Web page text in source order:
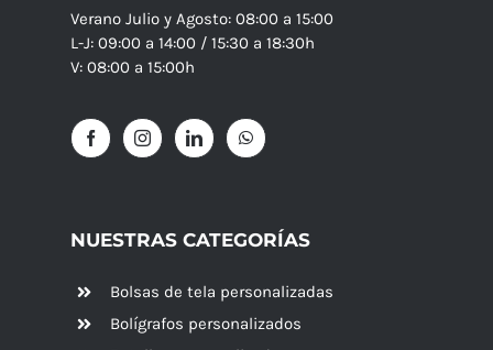
Verano Julio y Agosto: 08:00 a 15:00
L-J: 09:00 a 14:00 / 15:30 a 18:30h
V: 08:00 a 15:00h
NUESTRAS CATEGORÍAS
Bolsas de tela personalizadas
Bolígrafos personalizados